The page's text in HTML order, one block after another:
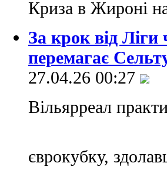
Криза в Жироні
За крок від Ліги
перемагає
27.04.26 00:27
Вільярреал
єврокубку,